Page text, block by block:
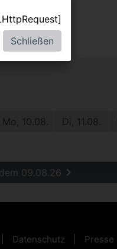
Mo, 10.08. Di, 11.08.
09.08.26
Datenschutz Presse
Schließen